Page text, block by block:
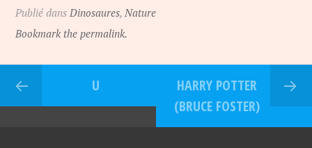
Publié dansDinosaures,Nature
Bookmark the permalink.
U
HARRY POTTER
(BRUCE FOSTER)